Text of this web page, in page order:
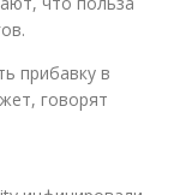
прибавку в
говорят